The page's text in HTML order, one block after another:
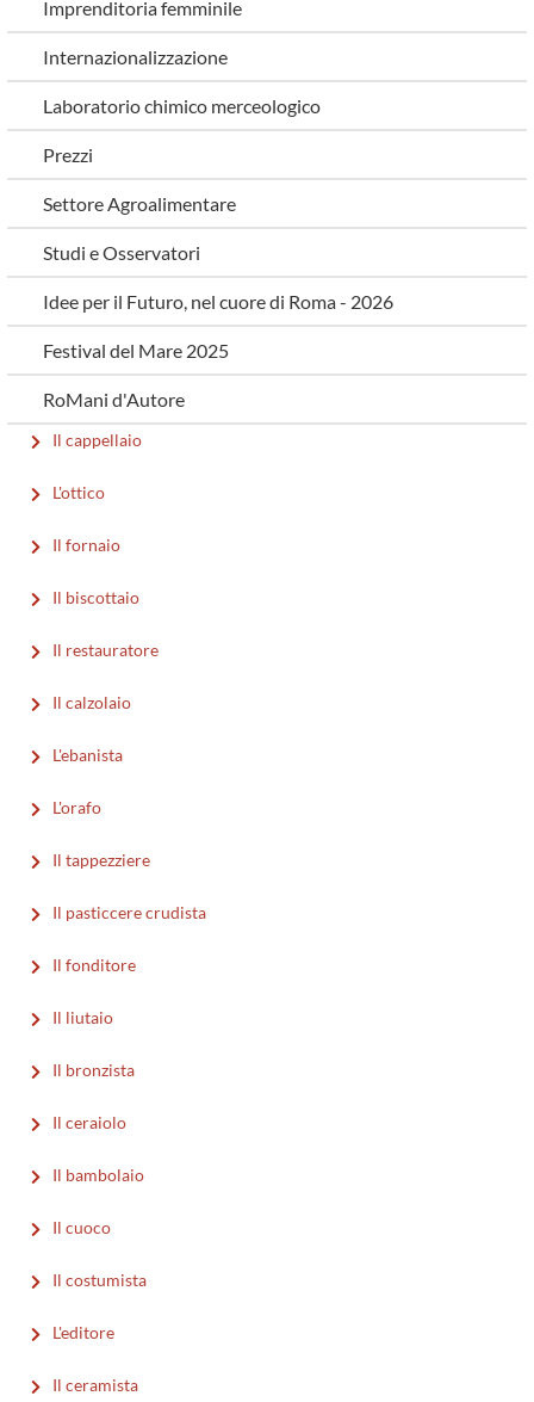
Imprenditoria femminile
Internazionalizzazione
Laboratorio chimico merceologico
Prezzi
Settore Agroalimentare
Studi e Osservatori
Idee per il Futuro, nel cuore di Roma - 2026
Festival del Mare 2025
RoMani d'Autore
Il cappellaio
L'ottico
Il fornaio
Il biscottaio
Il restauratore
Il calzolaio
L'ebanista
L'orafo
Il tappezziere
Il pasticcere crudista
Il fonditore
Il liutaio
Il bronzista
Il ceraiolo
Il bambolaio
Il cuoco
Il costumista
L'editore
Il ceramista